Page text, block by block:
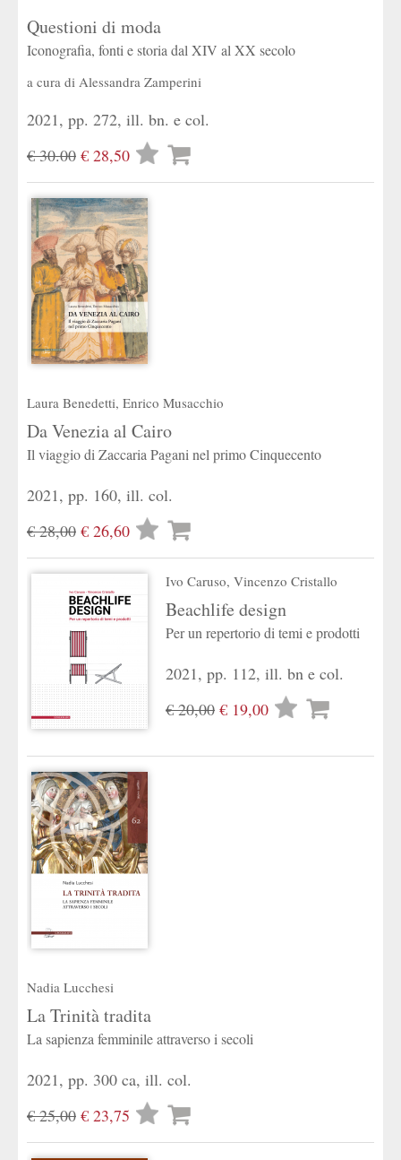
Questioni di moda
Iconografia, fonti e storia dal XIV al XX secolo
a cura di Alessandra Zamperini
2021, pp. 272, ill. bn. e col.
€ 30.00 € 28,50 Lista
desideri
Laura Benedetti, Enrico Musacchio
Da Venezia al Cairo
Il viaggio di Zaccaria Pagani nel primo Cinquecento
2021, pp. 160, ill. col.
€ 28,00 € 26,60 Lista
desideri
Ivo Caruso, Vincenzo Cristallo
Beachlife design
Per un repertorio di temi e prodotti
2021, pp. 112, ill. bn e col.
€ 20,00 € 19,00 Lista
Nadia Lucchesi
La Trinità tradita
La sapienza femminile attraverso i secoli
2021, pp. 300 ca, ill. col.
€ 25,00 € 23,75 Lista
desideri